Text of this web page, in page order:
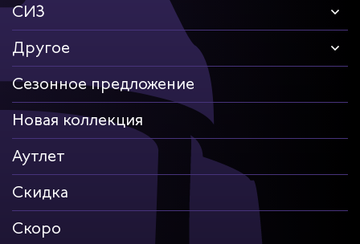
СИЗ
Другое
Сезонное предложение
Новая коллекция
Аутлет
Скидка
Скоро